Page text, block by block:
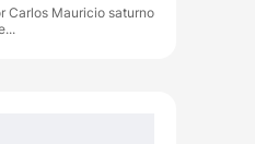
Carlos Mauricio saturno